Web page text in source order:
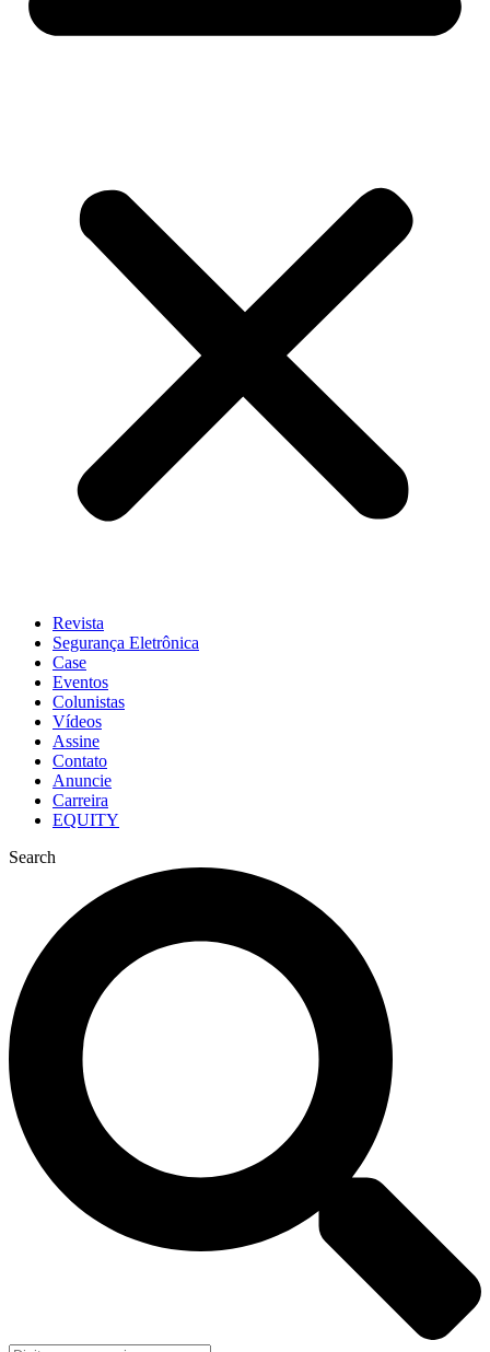
Revista
Segurança Eletrônica
Case
Eventos
Colunistas
Vídeos
Assine
Contato
Anuncie
Carreira
EQUITY
Search